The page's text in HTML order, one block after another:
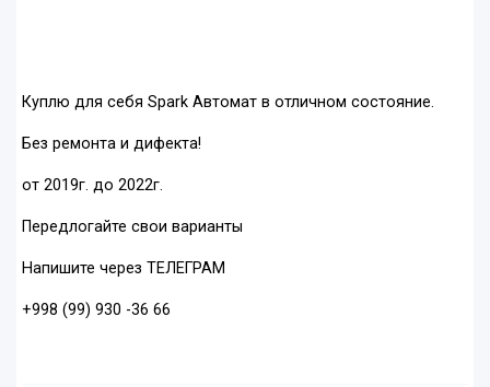
Куплю для себя Spark Автомат в отличном состояние.
Без ремонта и дифекта!
от 2019г. до 2022г.
Передлогайте свои варианты
Напишите через ТЕЛЕГРАМ
+998 (99) 930 -36 66